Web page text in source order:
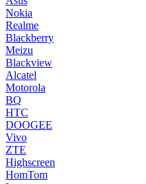
Nokia
Realme
Blackberry
Meizu
Blackview
Alcatel
Motorola
BQ
HTC
DOOGEE
Vivo
ZTE
Highscreen
HomTom